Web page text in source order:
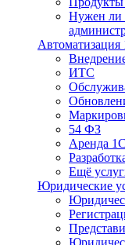
Нужен ли
Автоматизация
ИТС
54 ФЗ
Аренда 1С
Ещё
Юридические